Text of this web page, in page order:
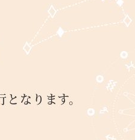
なります。